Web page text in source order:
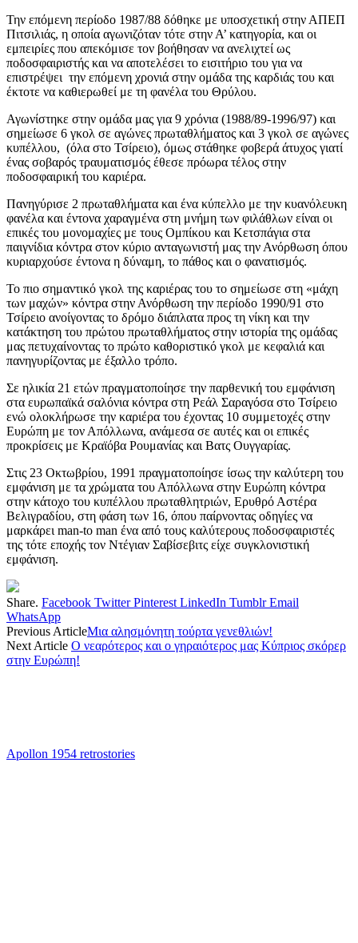
Την επόμενη περίοδο 1987/88 δόθηκε με υποσχετική στην ΑΠΕΠ
Πιτσιλιάς, η οποία αγωνιζόταν τότε στην Α’ κατηγορία, και οι
εμπειρίες που απεκόμισε τον βοήθησαν να ανελιχτεί ως
ποδοσφαιριστής και να αποτελέσει το εισιτήριο του για να
επιστρέψει την επόμενη χρονιά στην ομάδα της καρδιάς του και
έκτοτε να καθιερωθεί με τη φανέλα του Θρύλου.
Αγωνίστηκε στην ομάδα μας για 9 χρόνια (1988/89-1996/97) και
σημείωσε 6 γκολ σε αγώνες πρωταθλήματος και 3 γκολ σε αγώνες
κυπέλλου, (όλα στο Τσίρειο), όμως στάθηκε φοβερά άτυχος γιατί
ένας σοβαρός τραυματισμός έθεσε πρόωρα τέλος στην
ποδοσφαιρική του καριέρα.
Πανηγύρισε 2 πρωταθλήματα και ένα κύπελλο με την κυανόλευκη
φανέλα και έντονα χαραγμένα στη μνήμη των φιλάθλων είναι οι
επικές του μονομαχίες με τους Ομπίκου και Κετσπάγια στα
παιγνίδια κόντρα στον κύριο ανταγωνιστή μας την Ανόρθωση όπου
κυριαρχούσε έντονα η δύναμη, το πάθος και ο φανατισμός.
Το πιο σημαντικό γκολ της καριέρας του το σημείωσε στη «μάχη
των μαχών» κόντρα στην Ανόρθωση την περίοδο 1990/91 στο
Τσίρειο ανοίγοντας το δρόμο διάπλατα προς τη νίκη και την
κατάκτηση του πρώτου πρωταθλήματος στην ιστορία της ομάδας
μας πετυχαίνοντας το πρώτο καθοριστικό γκολ με κεφαλιά και
πανηγυρίζοντας με έξαλλο τρόπο.
Σε ηλικία 21 ετών πραγματοποίησε την παρθενική του εμφάνιση
στα ευρωπαϊκά σαλόνια κόντρα στη Ρεάλ Σαραγόσα στο Τσίρειο
ενώ ολοκλήρωσε την καριέρα του έχοντας 10 συμμετοχές στην
Ευρώπη με τον Απόλλωνα, ανάμεσα σε αυτές και οι επικές
προκρίσεις με Κραϊόβα Ρουμανίας και Βατς Ουγγαρίας.
Στις 23 Οκτωβρίου, 1991 πραγματοποίησε ίσως την καλύτερη του
εμφάνιση με τα χρώματα του Απόλλωνα στην Ευρώπη κόντρα
στην κάτοχο του κυπέλλου πρωταθλητριών, Ερυθρό Αστέρα
Βελιγραδίου, στη φάση των 16, όπου παίρνοντας οδηγίες να
μαρκάρει man-to man ένα από τους καλύτερους ποδοσφαιριστές
της τότε εποχής τον Ντέγιαν Σαβίσεβιτς είχε συγκλονιστική
εμφάνιση.
Share. Facebook Twitter Pinterest LinkedIn Tumblr Email
WhatsApp
Previous ArticleΜια αλησμόνητη τούρτα γενεθλιών!
Next Article Ο νεαρότερος και ο γηραιότερος μας Κύπριος σκόρερ
στην Ευρώπη!
Apollon 1954 retrostories